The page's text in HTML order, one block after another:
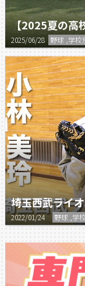
2025/06/28 野球 ,学校
2022/01/24 野球 ,学